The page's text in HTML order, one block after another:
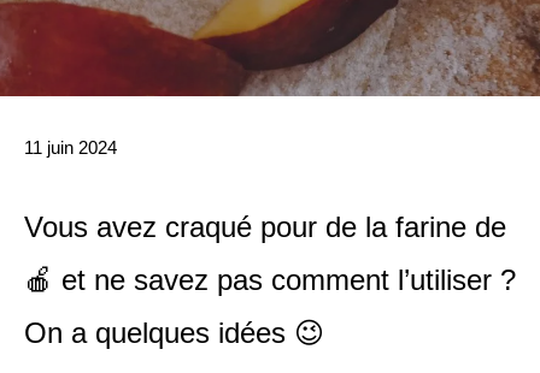
11 juin 2024
Vous avez craqué pour de la farine de
🍎 et ne savez pas comment l’utiliser ?
On a quelques idées 😉